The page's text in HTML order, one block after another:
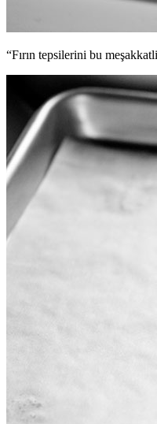
“Fırın tepsilerini bu